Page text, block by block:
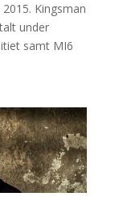
Kingsman
under
samt MI6